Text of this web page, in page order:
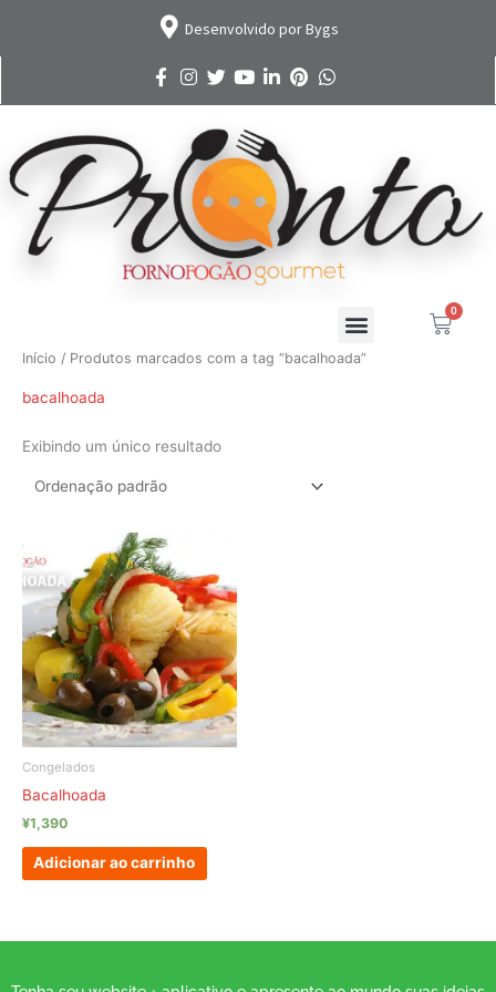
o
Desenvolvido por Bygs
0
Cart
Início / Produtos marcados com a tag “bacalhoada”
bacalhoada
Exibindo um único resultado
Congelados
Bacalhoada
¥1,390
Adicionar ao carrinho